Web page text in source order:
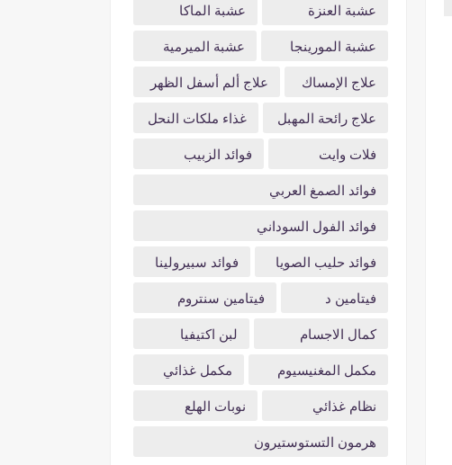
عشبة العنزة
عشبة الماكا
عشبة المورينجا
عشبة الميرمية
علاج الإمساك
علاج ألم أسفل الظهر
علاج رائحة المهبل
غذاء ملكات النحل
فلات وايت
فوائد الزبيب
فوائد الصمغ العربي
فوائد الفول السوداني
فوائد حليب الصويا
فوائد سبيرولينا
فيتامين د
فيتامين سنتروم
كمال الاجسام
لبن اكتيفيا
مكمل المغنيسيوم
مكمل غذائي
نظام غذائي
نوبات الهلع
هرمون التستوستيرون